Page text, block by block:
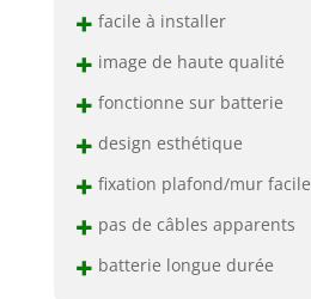
+ facile à installer
+ image de haute qualité
+ fonctionne sur batterie
+ design esthétique
+ fixation plafond/mur facile
+ pas de câbles apparents
+ batterie longue durée